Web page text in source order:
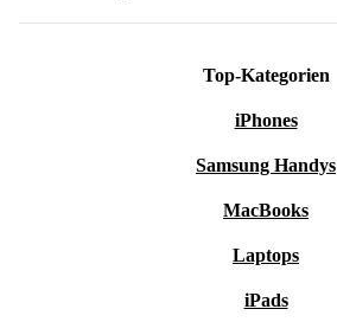
Top-Kategorien
iPhones
Samsung Handys
MacBooks
Laptops
iPads